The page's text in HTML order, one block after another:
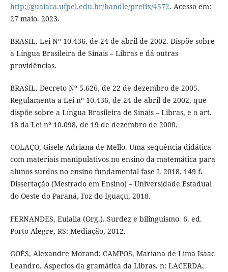
http://guaiaca.ufpel.edu.br/handle/prefix/4572. Acesso em:
27 maio. 2023.
BRASIL. Lei Nº 10.436, de 24 de abril de 2002. Dispõe sobre
a Língua Brasileira de Sinais – Libras e dá outras
providências.
BRASIL. Decreto Nº 5.626, de 22 de dezembro de 2005.
Regulamenta a Lei nº 10.436, de 24 de abril de 2002, que
dispõe sobre a Língua Brasileira de Sinais – Libras, e o art.
18 da Lei nº 10.098, de 19 de dezembro de 2000.
COLAÇO, Gisele Adriana de Mello. Uma sequência didática
com materiais manipulativos no ensino da matemática para
alunos surdos no ensino fundamental fase I. 2018. 149 f.
Dissertação (Mestrado em Ensino) – Universidade Estadual
do Oeste do Paraná, Foz do Iguaçu, 2018.
FERNANDES, Eulalia (Org.). Surdez e bilinguismo. 6. ed.
Porto Alegre, RS: Mediação, 2012.
GOÉS, Alexandre Morand; CAMPOS, Mariana de Lima Isaac
Leandro. Aspectos da gramática da Libras. n: LACERDA,